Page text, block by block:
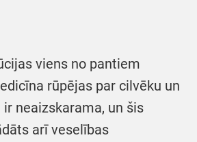
viens no pantiem
rūpējas par cilvēku un
neaizskarama, un šis
arī veselības